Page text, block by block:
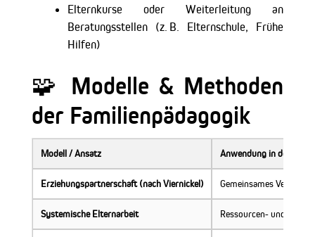
Elternkurse oder Weiterleitung an
Beratungsstellen (z. B. Elternschule, Frühe
Hilfen)
🧩 Modelle & Methoden
der Familienpädagogik
Modell / Ansatz Anwendung in der
Erziehungspartnerschaft (nach Viernickel) Gemeinsames
Systemische Elternarbeit Ressourcen- und